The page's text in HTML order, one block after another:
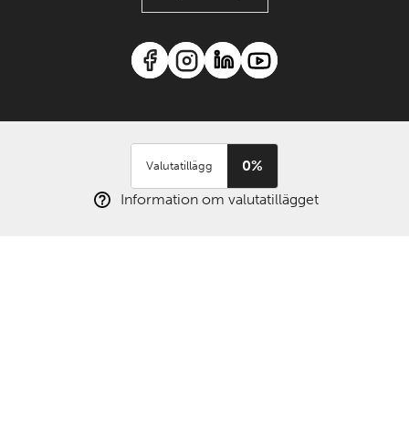
Valutatillägg
0%
Information om valutatillägget